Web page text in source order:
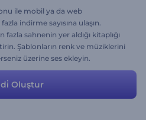
ile mobil ya da web
indirme sayısına ulaşın.
sahnenin yer aldığı kitaplığı
Şablonların renk ve müziklerini
üzerine ses ekleyin.
Oluştur